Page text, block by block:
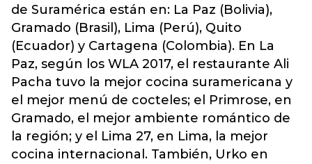
de Suramérica están en: La Paz (Bolivia),
Gramado (Brasil), Lima (Perú), Quito
(Ecuador) y Cartagena (Colombia). En La
Paz, según los WLA 2017, el restaurante Ali
Pacha tuvo la mejor cocina suramericana y
el mejor menú de cocteles; el Primrose, en
Gramado, el mejor ambiente romántico de
la región; y el Lima 27, en Lima, la mejor
cocina internacional. También, Urko en